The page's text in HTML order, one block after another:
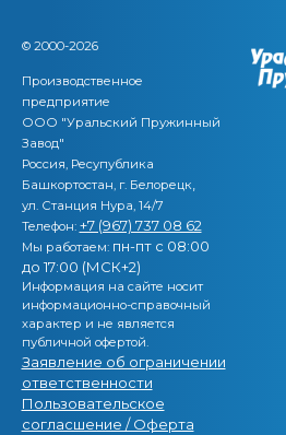
© 2000-2026
Производственное
предприятие
ООО "Уральский Пружинный
Завод"
Россия, Ресупублика
Башкортостан, г. Белорецк,
ул. Станция Нура, 14/7
Телефон: +7 (967) 737 08 62
Мы работаем: пн-пт с 08:00
до 17:00 (МСК+2)
Информация на сайте носит
информационно-справочный
характер и не является
публичной офертой.
Заявление об ограничении
ответственности
Пользовательское
согласшение / Оферта